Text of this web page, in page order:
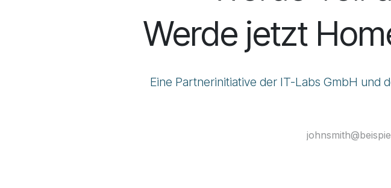
Werde jetzt
Eine Partnerinitiative der IT-Labs GmbH und